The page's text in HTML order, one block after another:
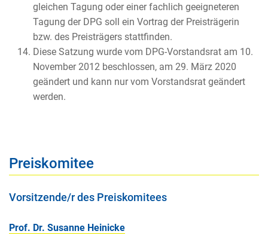
gleichen Tagung oder einer fachlich geeigneteren
Tagung der DPG soll ein Vortrag der Preisträgerin
bzw. des Preisträgers stattfinden.
Diese Satzung wurde vom DPG-Vorstandsrat am 10.
November 2012 beschlossen, am 29. März 2020
geändert und kann nur vom Vorstandsrat geändert
werden.
Preiskomitee
Vorsitzende/r des Preiskomitees
Prof. Dr. Susanne Heinicke